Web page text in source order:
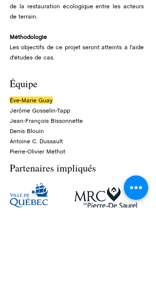
de la restauration écologique entre les acteurs
de terrain.
Méthodologie
Les objectifs de ce projet seront atteints à l'aide
d'études de cas.
Équipe
Ève-Marie Guay
Jérôme Gosselin-Tapp
Jean-François Bissonnette
Denis Blouin
Antoine C. Dussault
Pierre-Olivier Méthot
Partenaires impliqués